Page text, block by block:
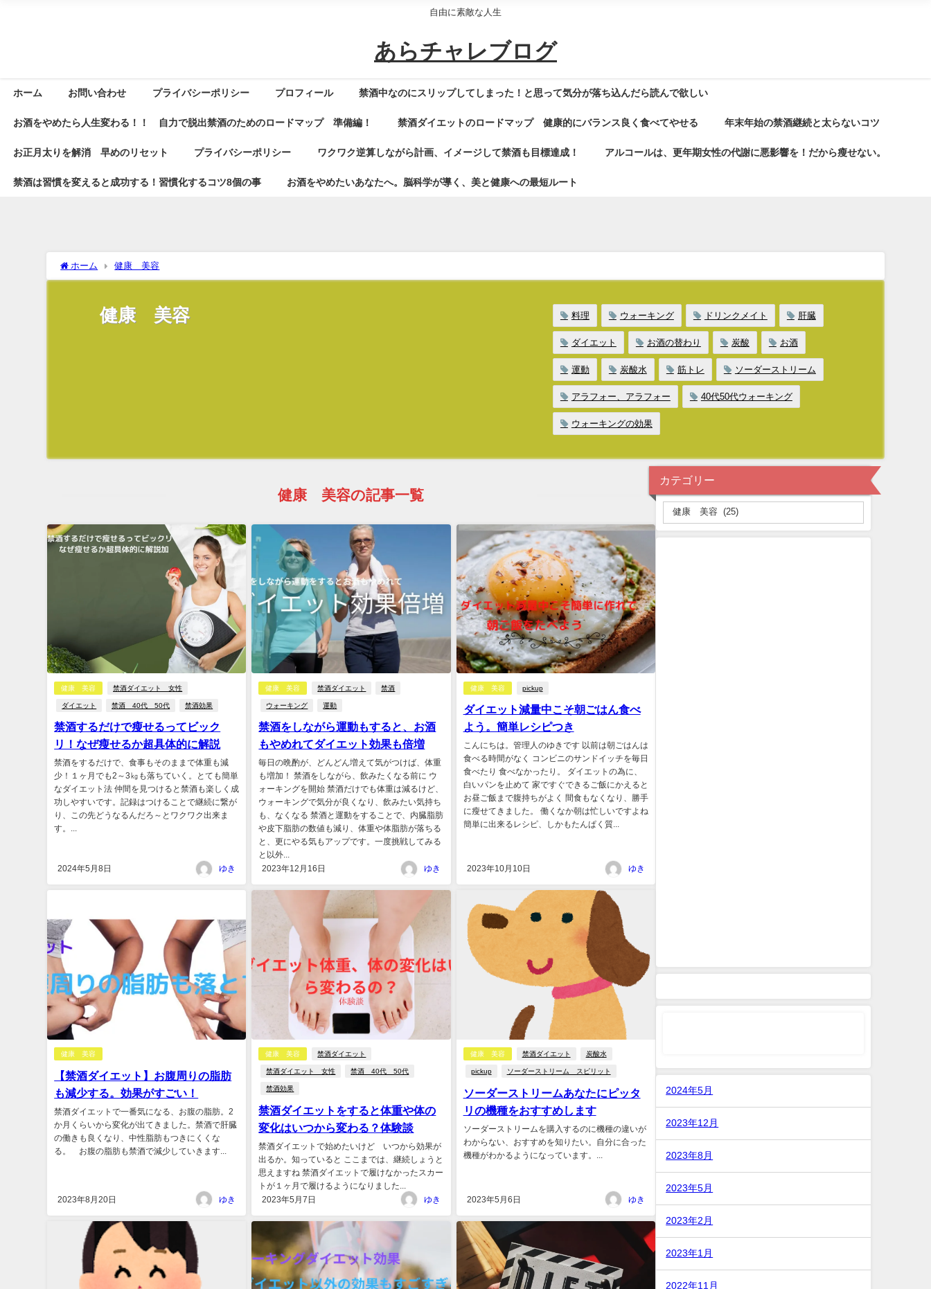
自由に素敵な人生
あらチャレブログ
ホーム お問い合わせ プライバシーポリシー プロフィール 禁酒中なのにスリップしてしまった！と思って気分が落ち込んだら読んで欲しい
お酒をやめたら人生変わる！！ 自力で脱出禁酒のためのロードマップ 準備編！ 禁酒ダイエットのロードマップ 健康的にバランス良く食べてやせる 年末年始の禁酒継続と太らないコツ
お正月太りを解消 早めのリセット プライバシーポリシー ワクワク逆算しながら計画、イメージして禁酒も目標達成！ アルコールは、更年期女性の代謝に悪影響を！だから瘦せない。
禁酒は習慣を変えると成功する！習慣化するコツ8個の事 お酒をやめたいあなたへ。脳科学が導く、美と健康への最短ルート
ホーム 健康 美容
健康 美容 料理 ウォーキング ドリンクメイト 肝臓
ダイエット お酒の替わり 炭酸 お酒
運動 炭酸水 筋トレ ソーダーストリーム
アラフォー、アラフォー 40代50代ウォーキング
ウォーキングの効果
健康 美容の記事一覧
健康 美容 禁酒ダイエット 女性
ダイエット 禁酒 40代 50代 禁酒効果
禁酒するだけで瘦せるってビック
リ！なぜ瘦せるか超具体的に解説
禁酒をするだけで、食事もそのままで体重も減
少！１ヶ月でも2～3㎏も落ちていく。とても簡単
なダイエット法 仲間を見つけると禁酒も楽しく成
功しやすいです。記録はつけることで継続に繋が
り、この先どうなるんだろ～とワクワク出来ま
す。...
2024年5月8日 ゆき
健康 美容 禁酒ダイエット 禁酒
ウォーキング 運動
禁酒をしながら運動もすると、お酒
もやめれてダイエット効果も倍増
毎日の晩酌が、どんどん増えて気がつけば、体重
も増加！ 禁酒をしながら、飲みたくなる前に ウ
ォーキングを開始 禁酒だけでも体重は減るけど、
ウォーキングで気分が良くなり、飲みたい気持ち
も、なくなる 禁酒と運動をすることで、内臓脂肪
や皮下脂肪の数値も減り、体重や体脂肪が落ちる
と、更にやる気もアップです。一度挑戦してみる
と以外...
2023年12月16日
ゆき
健康 美容 pickup
ダイエット減量中こそ朝ごはん食べ
よう。簡単レシピつき
こんにちは。管理人のゆきです 以前は朝ごはんは
食べる時間がなく コンビニのサンドイッチを毎日
食べたり 食べなかったり。 ダイエットの為に、
白いパンを止めて 家ですぐできるご飯にかえると
お昼ご飯まで腹持ちがよく 間食もなくなり、勝手
に瘦せてきました。 働くなか朝は忙しいですよね
簡単に出来るレシピ、しかもたんぱく質...
2023年10月10日 ゆき
健康 美容
【禁酒ダイエット】お腹周りの脂肪
も減少する。効果がすごい！
禁酒ダイエットで一番気になる、お腹の脂肪。2
か月くらいから変化が出てきました。禁酒で肝臓
の働きも良くなり、中性脂肪もつきにくくな
る。 お腹の脂肪も禁酒で減少していきます...
2023年8月20日 ゆき
健康 美容 禁酒ダイエット
禁酒ダイエット 女性 禁酒 40代 50代
禁酒効果
禁酒ダイエットをすると体重や体の
変化はいつから変わる？体験談
禁酒ダイエットで始めたいけど いつから効果が
出るか。知っていると ここまでは、継続しょうと
思えますね 禁酒ダイエットで履けなかったスカー
トが１ヶ月で履けるようになりました...
2023年5月7日
ゆき
健康 美容 禁酒ダイエット 炭酸水
pickup ソーダーストリーム スピリット
ソーダーストリームあなたにピッタ
リの機種をおすすめします
ソーダーストリームを購入するのに機種の違いが
わからない、おすすめを知りたい。自分に合った
機種がわかるようになっています。...
2023年5月6日 ゆき
カテゴリー
2024年5月
2023年12月
2023年8月
2023年5月
2023年2月
2023年1月
2022年11月